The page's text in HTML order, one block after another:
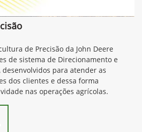
de Precisão da John Deere
de sistema de Direcionamento e
para atender as
dos clientes e dessa forma
nas operações agrícolas.